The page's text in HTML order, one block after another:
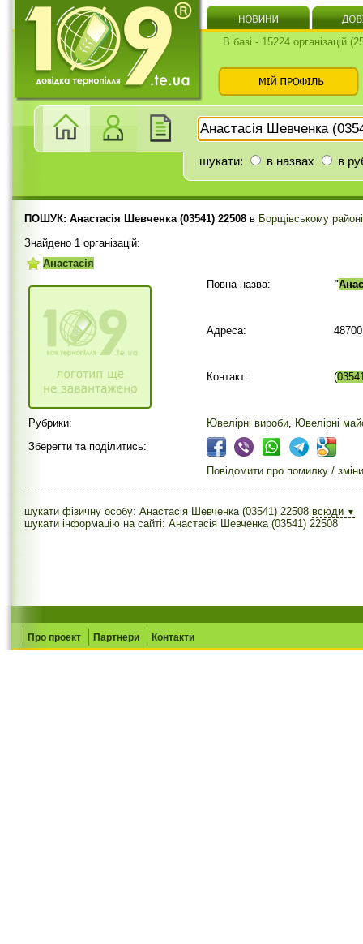
В базі - 15224 організацій
шукати: в назвах в
ПОШУК: Анастасія Шевченка (03541) 22508 в Борщівському
Знайдено 1 організацій:
Анастасія
Повна назва:
"
Адреса:
Контакт: (
Рубрики: Ювелірні вироби, Ювелірні
Зберегти та поділитись:
Повідомити про помилку / зміни
шукати фізичну особу: Анастасія Шевченка (03541) 22508 всюди ▼
шукати інформацію на сайті: Анастасія Шевченка (03541) 22508
Про проект Партнери Контакти